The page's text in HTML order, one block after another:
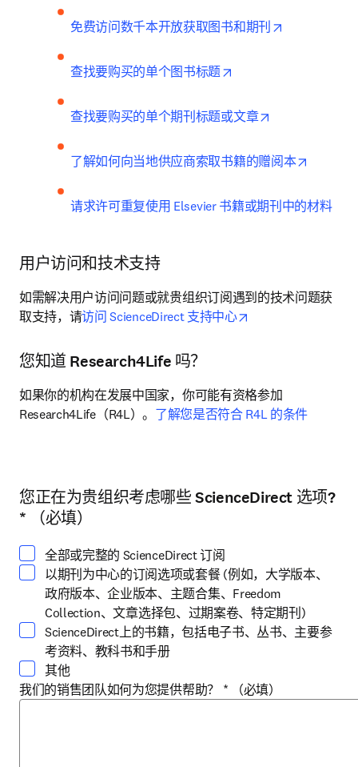
免费访问数千本开放获取图书和期刊
查找要购买的单个图书标题
查找要购买的单个期刊标题或文章
了解如何向当地供应商索取书籍的赠阅本
请求许可重复使用 Elsevier 书籍或期刊中的材料
用户访问和技术支持
如需解决用户访问问题或就贵组织订阅遇到的技术问题获
取支持，请访问 ScienceDirect 支持中心
您知道 Research4Life 吗？
如果你的机构在发展中国家，你可能有资格参加
Research4Life（R4L）。 了解您是否符合 R4L 的条件
请选择至少一个选项
您正在为贵组织考虑哪些 ScienceDirect 选项?
*
（必填）
全部或完整的 ScienceDirect 订阅
以期刊为中心的订阅选项或套餐 (例如，大学版本、
政府版本、企业版本、主题合集、Freedom
Collection、文章选择包、过期案卷、特定期刊)
ScienceDirect上的书籍，包括电子书、丛书、主要参
考资料、教科书和手册
其他
我们的销售团队如何为您提供帮助？
* （必填）